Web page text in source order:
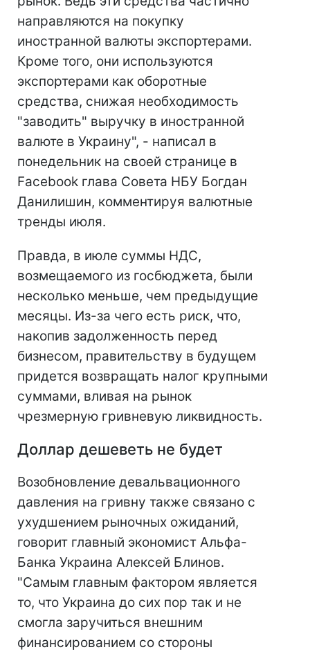
направляются на покупку
иностранной валюты экспортерами.
Кроме того, они используются
экспортерами как оборотные
средства, снижая необходимость
"заводить" выручку в иностранной
валюте в Украину", - написал в
понедельник на своей странице в
Facebook глава Совета НБУ Богдан
Данилишин, комментируя валютные
тренды июля.
Правда, в июле суммы НДС,
возмещаемого из госбюджета, были
несколько меньше, чем предыдущие
месяцы. Из-за чего есть риск, что,
накопив задолженность перед
бизнесом, правительству в будущем
придется возвращать налог крупными
суммами, вливая на рынок
чрезмерную гривневую ликвидность.
Доллар дешеветь не будет
Возобновление девальвационного
давления на гривну также связано с
ухудшением рыночных ожиданий,
говорит главный экономист Альфа-
Банка Украина Алексей Блинов.
"Самым главным фактором является
то, что Украина до сих пор так и не
смогла заручиться внешним
финансированием со стороны